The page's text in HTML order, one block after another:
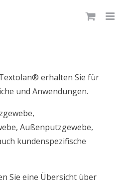
erhalten Sie für
und Anwendungen.
Außenputzgewebe,
kundenspezifische
Sie eine Übersicht über